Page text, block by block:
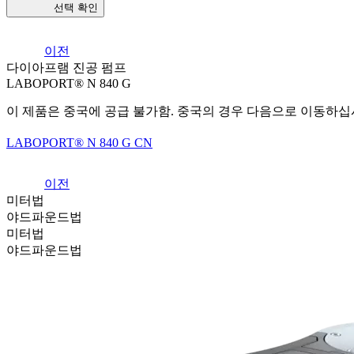
선택 확인
이전
다이아프램 진공 펌프
LABOPORT® N 840 G
이 제품은 중국에 공급 불가함. 중국의 경우 다음으로 이동하십
LABOPORT® N 840 G CN
이전
미터법
야드파운드법
미터법
야드파운드법